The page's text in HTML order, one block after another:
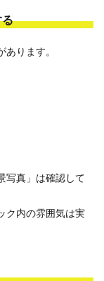
ります。
写真」は確認して
ク内の雰囲気は実